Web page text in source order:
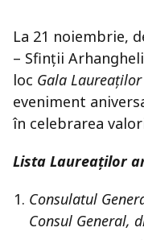
La 21 noiembrie,
– Sfinții
loc Gala
eveniment
în celebrarea
Lista Laureaților
Consulatul
Consul General,